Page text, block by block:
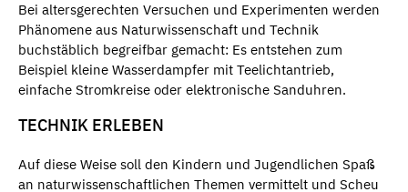
Bei altersgerechten Versuchen und Experimenten werden
Phänomene aus Naturwissenschaft und Technik
buchstäblich begreifbar gemacht: Es entstehen zum
Beispiel kleine Wasserdampfer mit Teelichtantrieb,
einfache Stromkreise oder elektronische Sanduhren.
TECHNIK ERLEBEN
Auf diese Weise soll den Kindern und Jugendlichen Spaß
an naturwissenschaftlichen Themen vermittelt und Scheu